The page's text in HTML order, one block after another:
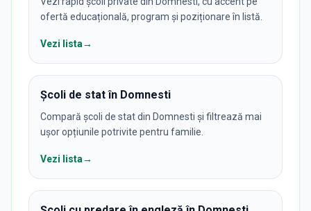
ofertă educațională, program și poziționare în listă.
Vezi lista→
Școli de stat în Domnesti
Compară școli de stat din Domnesti și filtrează mai
ușor opțiunile potrivite pentru familie.
Vezi lista→